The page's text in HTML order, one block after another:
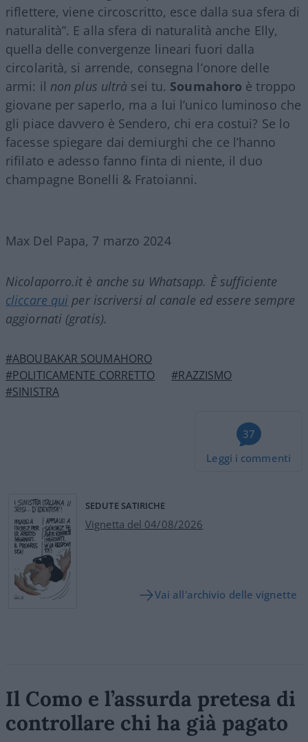
riflettere, viene circoscritto, esce dalla sua sfera di
naturalità”. E alla sfera di naturalità anche Elly,
quella delle convergenze lineari fuori dalla
circolarità, si arrende, consegna l’onore delle
armi: il non plus ultrà sei tu. Soumahoro è troppo
giovane per saperlo, ma a lui l’unico luminoso che
gli piace davvero è Sendero, chi era costui? Se lo
facesse spiegare dai demiurghi che ce l’hanno
rifilato e adesso fanno finta di niente, il duo
champagne Bonelli & Fratoianni.
Max Del Papa, 7 marzo 2024
Nicolaporro.it è anche su Whatsapp. È sufficiente
cliccare qui per iscriversi al canale ed essere sempre
aggiornati (gratis).
#ABOUBAKAR SOUMAHORO
#POLITICAMENTE CORRETTO
#RAZZISMO
#SINISTRA
37
Leggi i commenti
SEDUTE SATIRICHE
Vignetta del 04/08/2026
Vai all'archivio delle vignette
Il Como e l’assurda pretesa di
controllare chi ha già pagato